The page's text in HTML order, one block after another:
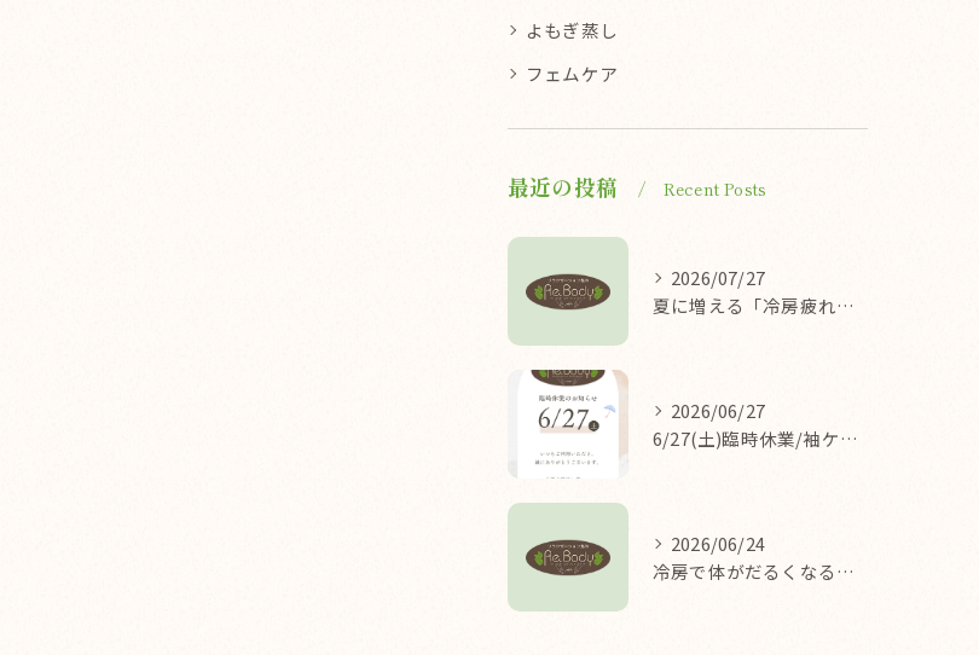
よもぎ蒸し
フェムケア
最近の投稿 Recent Posts
2026/07/27
夏に増える「冷房疲れ」の原因を医学的に解説/袖ケ浦/リラクゼーション整体Re.Body
2026/06/27
6/27(土)臨時休業/袖ケ浦/リラクゼーション整体Re.Body
2026/06/24
冷房で体がだるくなる理由/袖ケ浦/リラクゼーション整体Re.Body